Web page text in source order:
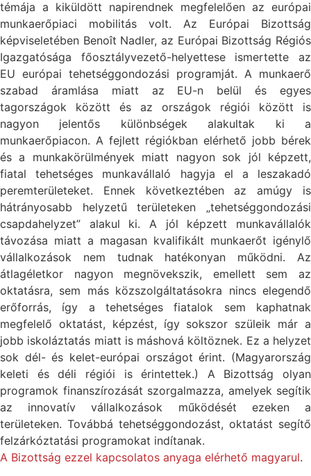
témája a kiküldött napirendnek megfelelően az európai
munkaerőpiaci mobilitás volt. Az Európai Bizottság
képviseletében Benoît Nadler, az Európai Bizottság Régiós
Igazgatósága főosztályvezető-helyettese ismertette az
EU európai tehetséggondozási programját. A munkaerő
szabad áramlása miatt az EU-n belül és egyes
tagországok között és az országok régiói között is
nagyon jelentős különbségek alakultak ki a
munkaerőpiacon. A fejlett régiókban elérhető jobb bérek
és a munkakörülmények miatt nagyon sok jól képzett,
fiatal tehetséges munkavállaló hagyja el a leszakadó
peremterületeket. Ennek következtében az amúgy is
hátrányosabb helyzetű területeken „tehetséggondozási
csapdahelyzet” alakul ki. A jól képzett munkavállalók
távozása miatt a magasan kvalifikált munkaerőt igénylő
vállalkozások nem tudnak hatékonyan működni. Az
átlagéletkor nagyon megnövekszik, emellett sem az
oktatásra, sem más közszolgáltatásokra nincs elegendő
erőforrás, így a tehetséges fiatalok sem kaphatnak
megfelelő oktatást, képzést, így sokszor szüleik már a
jobb iskoláztatás miatt is máshová költöznek. Ez a helyzet
sok dél- és kelet-európai országot érint. (Magyarország
keleti és déli régiói is érintettek.) A Bizottság olyan
programok finanszírozását szorgalmazza, amelyek segítik
az innovatív vállalkozások működését ezeken a
területeken. Továbbá tehetséggondozást, oktatást segítő
felzárkóztatási programokat indítanak.
A Bizottság ezzel kapcsolatos anyaga elérhető magyarul.